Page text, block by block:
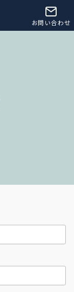
お問い合わせ